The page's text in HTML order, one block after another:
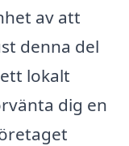
av att
denna del
lokalt
dig en